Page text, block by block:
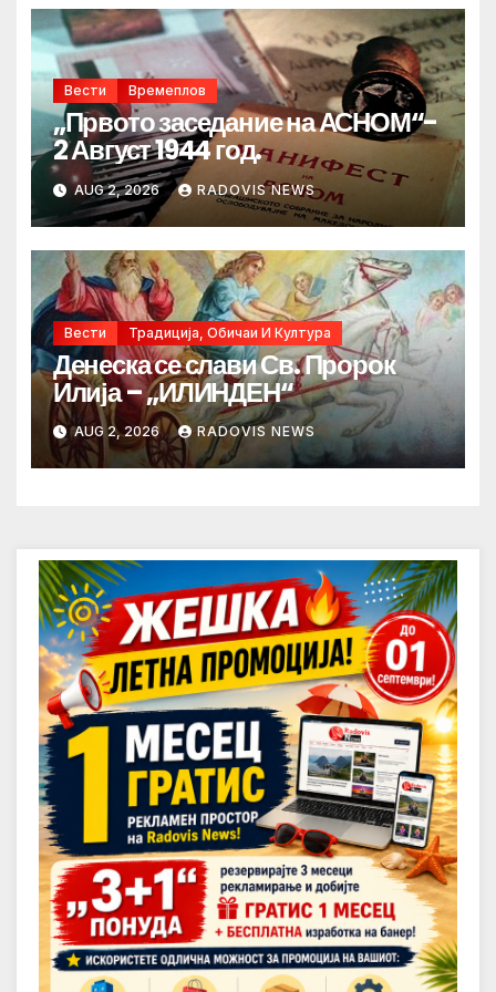
Вести Времеплов
„Првото заседание на АСНОМ“-
2 Август 1944 год.
AUG 2, 2026 RADOVIS NEWS
Вести Традиција, Обичаи И Култура
Денеска се слави Св. Пророк
Илија – „ИЛИНДЕН“
AUG 2, 2026 RADOVIS NEWS